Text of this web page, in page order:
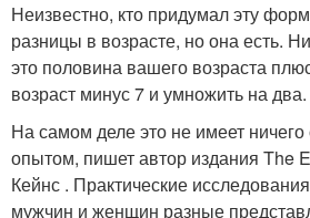
Неизвестно, кто придумал эту
разницы в возрасте, но она есть.
это половина вашего возраста
возраст минус 7 и умножить на два.
На самом деле это не имеет
опытом, пишет автор издания The
Кейнс . Практические
мужчин и женщин разные